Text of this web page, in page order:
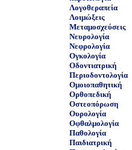
Λογοθεραπεία
Λοιμώξεις
Μεταμοσχεύσεις
Νευρολογία
Νεφρολογία
Ογκολογία
Οδοντιατρική
Περιοδοντολογία
Ομοιοπαθητική
Ορθοπεδική
Οστεοπόρωση
Ουρολογία
Οφθαλμολογία
Παθολογία
Παιδιατρική